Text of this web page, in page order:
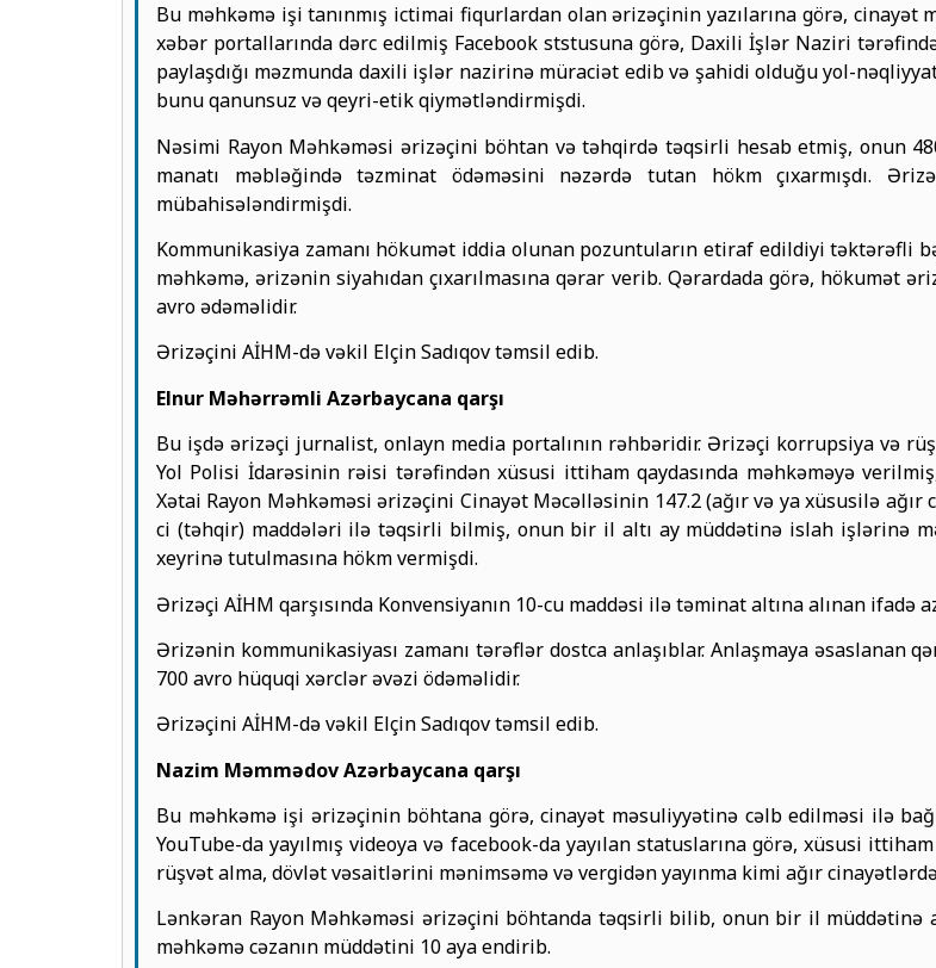
Bu məhkəmə işi tanınmış ictimai fiqurlardan olan ərizəçinin yazılarına görə, cinayət
xəbər portallarında dərc edilmiş Facebook ststusuna görə, Daxili İşlər Naziri
paylaşdığı məzmunda daxili işlər nazirinə müraciət edib və şahidi olduğu yol-
bunu qanunsuz və qeyri-etik qiymətləndirmişdi.
Nəsimi Rayon Məhkəməsi ərizəçini böhtan və təhqirdə təqsirli hesab etmiş, onun
manatı məbləğində təzminat ödəməsini nəzərdə tutan hökm çıxarmışdı.
mübahisələndirmişdi.
Kommunikasiya zamanı hökumət iddia olunan pozuntuların etiraf edildiyi təktərəfli
məhkəmə, ərizənin siyahıdan çıxarılmasına qərar verib. Qərardada görə, hökumət
avro ədəməlidir.
Ərizəçini AİHM-də vəkil Elçin Sadıqov təmsil edib.
Elnur Məhərrəmli Azərbaycana qarşı
Bu işdə ərizəçi jurnalist, onlayn media portalının rəhbəridir. Ərizəçi korrupsiya və
Yol Polisi İdarəsinin rəisi tərəfindən xüsusi ittiham qaydasında məhkəməyə
Xətai Rayon Məhkəməsi ərizəçini Cinayət Məcəlləsinin 147.2 (ağır və ya xüsusilə
ci (təhqir) maddələri ilə təqsirli bilmiş, onun bir il altı ay müddətinə islah işlərinə
xeyrinə tutulmasına hökm vermişdi.
Ərizəçi AİHM qarşısında Konvensiyanın 10-cu maddəsi ilə təminat altına alınan
Ərizənin kommunikasiyası zamanı tərəflər dostca anlaşıblar. Anlaşmaya əsaslanan
700 avro hüquqi xərclər əvəzi ödəməlidir.
Ərizəçini AİHM-də vəkil Elçin Sadıqov təmsil edib.
Nazim Məmmədov Azərbaycana qarşı
Bu məhkəmə işi ərizəçinin böhtana görə, cinayət məsuliyyətinə cəlb edilməsi ilə
YouTube-da yayılmış videoya və facebook-da yayılan statuslarına görə, xüsusi
rüşvət alma, dövlət vəsaitlərini mənimsəmə və vergidən yayınma kimi ağır
Lənkəran Rayon Məhkəməsi ərizəçini böhtanda təqsirli bilib, onun bir il müddətinə
məhkəmə cəzanın müddətini 10 aya endirib.